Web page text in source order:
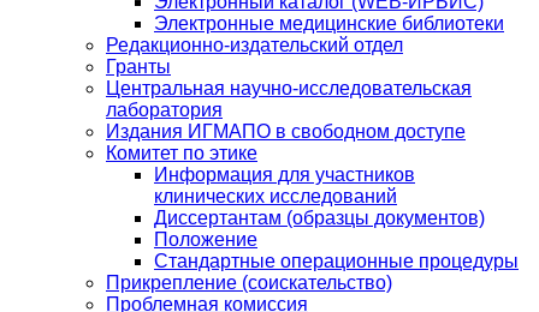
Электронные медицинские библиотеки
Редакционно-издательский отдел
Гранты
Центральная научно-исследовательская
лаборатория
Издания ИГМАПО в свободном доступе
Комитет по этике
Информация для участников
клинических исследований
Диссертантам (образцы документов)
Положение
Стандартные операционные процедуры
Прикрепление (соискательство)
Проблемная комиссия